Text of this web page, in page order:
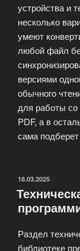
устройства и
несколько
умеют
любой файл
версиями
обычного
для работы
PDF, а в
сама
ОПУБЛИКОВАНО
18.03.2025
Раздел
библиотеке